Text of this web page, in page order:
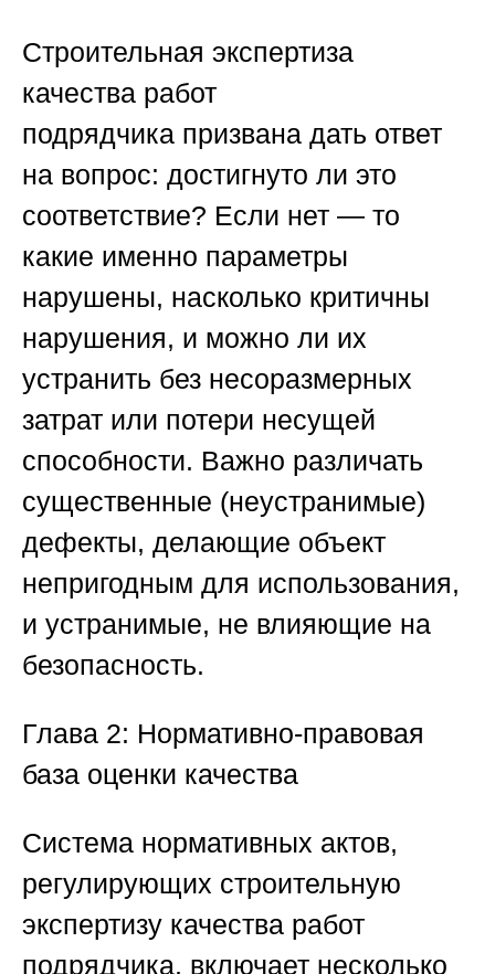
Строительная экспертиза
качества работ
подрядчика призвана дать ответ
на вопрос: достигнуто ли это
соответствие? Если нет — то
какие именно параметры
нарушены, насколько критичны
нарушения, и можно ли их
устранить без несоразмерных
затрат или потери несущей
способности. Важно различать
существенные (неустранимые)
дефекты, делающие объект
непригодным для использования,
и устранимые, не влияющие на
безопасность.
Глава 2: Нормативно-правовая
база оценки качества
Система нормативных актов,
регулирующих строительную
экспертизу качества работ
подрядчика, включает несколько